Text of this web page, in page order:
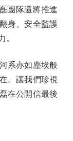
團隊還將推進
身、安全監護
。
系亦如塵埃般
。讓我們珍視
在公開信最後